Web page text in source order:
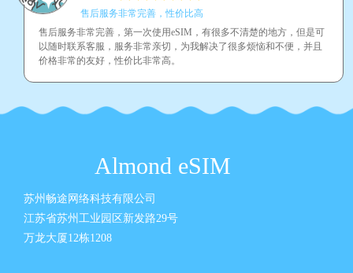
售后服务非常完善，性价比高
售后服务非常完善，第一次使用eSIM，有很多不清楚的地方，但是可
以随时联系客服，服务非常亲切，为我解决了很多烦恼和不便，并且
价格非常的友好，性价比非常高。
Almond eSIM
苏州畅途网络科技有限公司
江苏省苏州工业园区新发路29号
万龙大厦12栋1208